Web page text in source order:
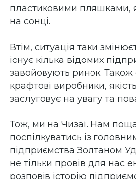
пластиковими пляшками,
на сонці.
Втім, ситуація таки
існує кілька відомих
завойовують ринок. Також
крафтові виробники,
заслуговує на увагу та
Тож, ми на Чизаї. Нам
поспілкуватись із
підприємства Золтаном
не тільки провів для нас
розповів історію